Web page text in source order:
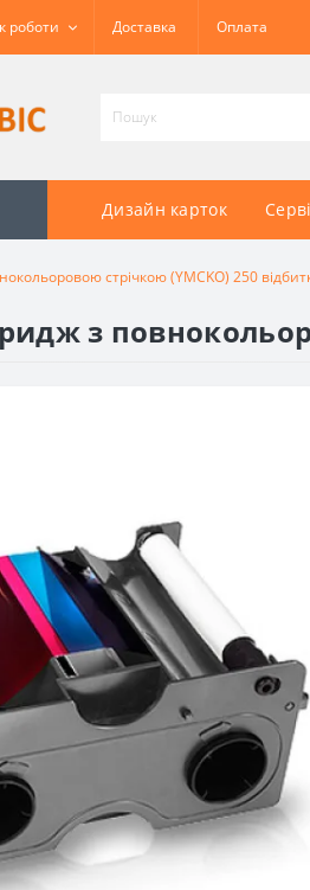
роботи Доставка Оплата
Дизайн карток
стрічкою (YMCKO) 250
з